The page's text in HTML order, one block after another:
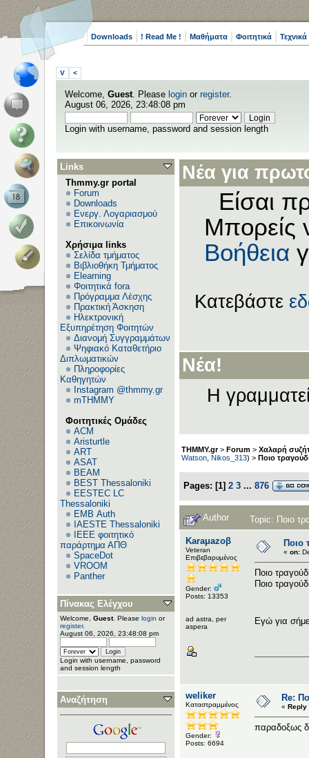
Downloads ! Read Me ! Μαθήματα Φοιτητικά
V <
Welcome, Guest. Please login or register.
August 06, 2026, 23:48:08 pm
Login with username, password and session length
Links
Thmmy.gr portal
Forum
Downloads
Ενεργ. Λογαριασμού
Επικοινωνία
Χρήσιμα links
Σελίδα τμήματος
Βιβλιοθήκη Τμήματος
Elearning
Φοιτητικά fora
Πρόγραμμα Λέσχης
Πρακτική Άσκηση
Ηλεκτρονική
Εξυπηρέτηση Φοιτητών
Διανομή Συγγραμμάτων
Ψηφιακό Καταθετήριο
Διπλωματικών
Πληροφορίες
Καθηγητών
Instagram @thmmy.gr
mTHMMY
Φοιτητικές Ομάδες
ACM
Aristurtle
ART
ASAT
BEAM
BEST Thessaloniki
EESTEC LC
Thessaloniki
EΜΒ Auth
IAESTE Thessaloniki
IEEE φοιτητικό
παράρτημα ΑΠΘ
SpaceDot
VROOM
Panther
Πίνακας Ελέγχου
Welcome, Guest. Please login or
register.
August 06, 2026, 23:48:08 pm
Login with username, password
and session length
Αναζήτηση
Νέα για
Είσαι
Μπορείς
Βοήθεια
Κατεβάστε
Νέα!
Η
THMMY.gr> Forum > Χαλαρή
Watson, Nikos_313) > Ποιο
Pages: [1] 2 3 ... 876
Author Topic: Ποιο
Karaμazoβ
Veteran
Επιβεβαρυμένος
Gender:
Posts: 13353
ad astra, per
aspera
Ποιο
« on:
Ποιο
Ποιο
Εγώ για
weliker
Καταστραμμένος
Gender:
Posts: 6694
Re:
« Reply
παραδοξως